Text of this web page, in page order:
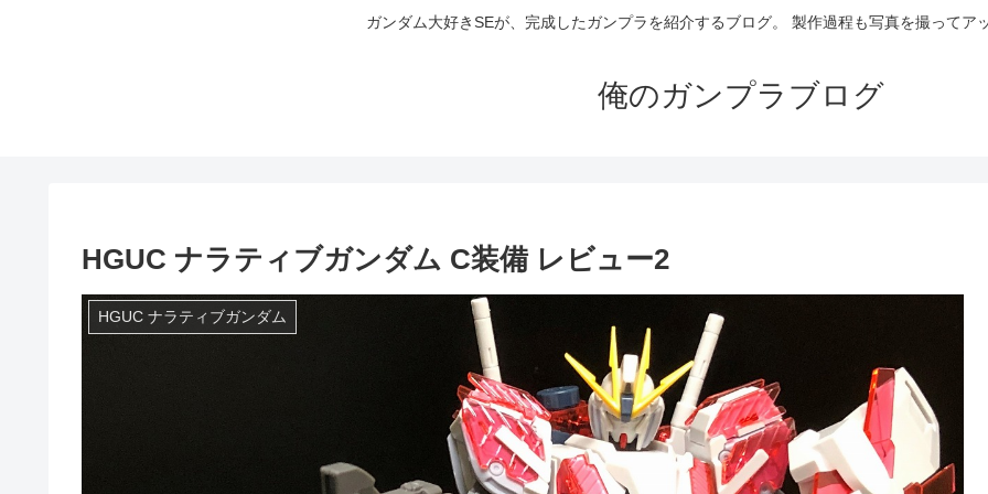
ガンダム大好きSEが、完成したガンプラを紹介するブログ。 製作過程も写真を撮ってア
俺のガンプラブログ
HGUC ナラティブガンダム C装備 レビュー2
HGUC ナラティブガンダム